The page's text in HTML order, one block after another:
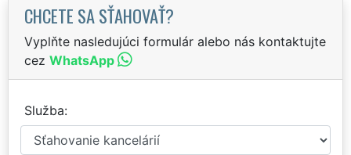
CHCETE SA SŤAHOVAŤ?
Vyplňte nasledujúci formulár alebo nás kontaktujte
cez WhatsApp
Služba